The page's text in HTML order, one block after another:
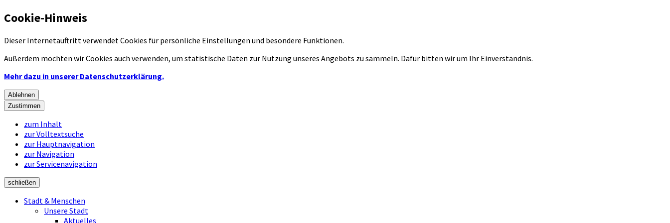
Cookie-Hinweis
Dieser Internetauftritt verwendet Cookies für persönliche Einstellungen und besondere Funktionen.
Außerdem möchten wir Cookies auch verwenden, um statistische Daten zur Nutzung unseres Angebots zu sammeln. Dafür bitten wir um Ihr Einverständnis.
Mehr dazu in unserer Datenschutzerklärung.
Ablehnen
Zustimmen
zum Inhalt
zur Volltextsuche
zur Hauptnavigation
zur Navigation
zur Servicenavigation
schließen
Stadt & Menschen
Unsere Stadt
Aktuelles